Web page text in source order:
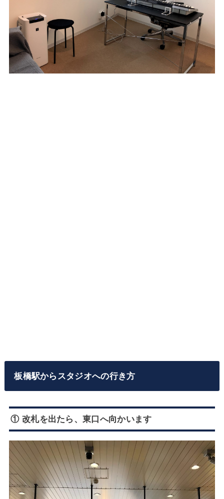
板橋駅からスタジオへの行き方
① 改札を出たら、東口へ向かいます